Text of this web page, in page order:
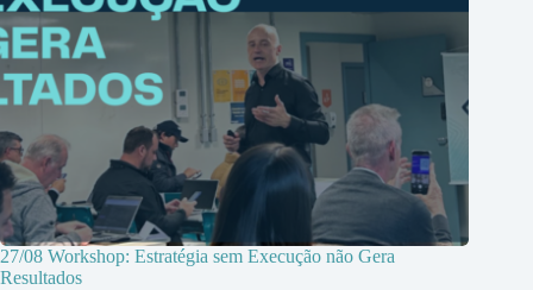
27/08 Workshop: Estratégia sem Execução não Gera
Resultados